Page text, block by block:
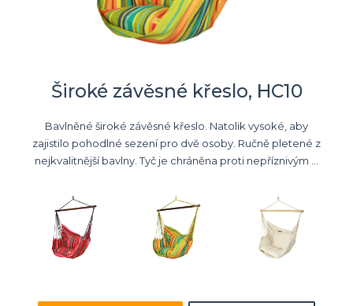
Široké závěsné křeslo, HC10
Bavlněné široké závěsné křeslo. Natolik vysoké, aby
zajistilo pohodlné sezení pro dvě osoby. Ručně pletené z
nejkvalitnější bavlny. Tyč je chráněna proti nepříznivým ...